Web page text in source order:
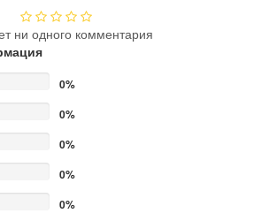
ни одного комментария
0%
0%
0%
0%
0%